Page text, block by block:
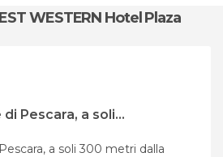
WESTERN Hotel Plaza
Pescara, a soli...
a soli 300 metri dalla